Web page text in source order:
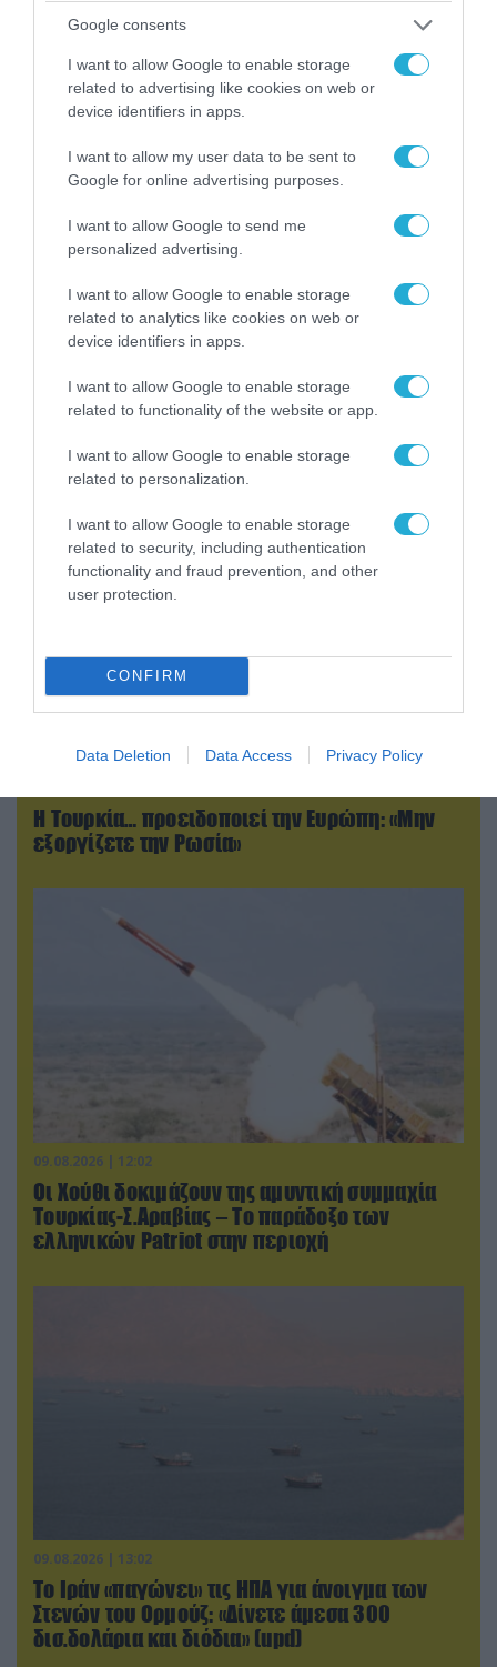
Google consents
I want to allow Google to enable storage
related to advertising like cookies on web or
device identifiers in apps.
I want to allow my user data to be sent to
Google for online advertising purposes.
I want to allow Google to send me
personalized advertising.
I want to allow Google to enable storage
related to analytics like cookies on web or
device identifiers in apps.
I want to allow Google to enable storage
related to functionality of the website or app.
I want to allow Google to enable storage
related to personalization.
I want to allow Google to enable storage
related to security, including authentication
functionality and fraud prevention, and other
user protection.
CONFIRM
Data Deletion Data Access Privacy Policy
POPULAR 24H
09.08.2026 | 12:02
Λευκάδα-Βουλγαρία: Ουκρανικά drone
χτυπούν την εθνική κυριαρχία και θέτουν σε
κίνδυνο οικονομίες χωρών του ΝΑΤΟ
Η Τουρκία… προειδοποιεί την Ευρώπη: «Μην
εξοργίζετε την Ρωσία»
09.08.2026 | 12:02
Οι Χούθι δοκιμάζουν της αμυντική συμμαχία
Τουρκίας-Σ.Αραβίας – Το παράδοξο των
ελληνικών Patriot στην περιοχή
09.08.2026 | 13:02
Το Ιράν «παγώνει» τις ΗΠΑ για άνοιγμα των
Στενών του Ορμούζ: «Δίνετε άμεσα 300
δισ.δολάρια και διόδια» (upd)